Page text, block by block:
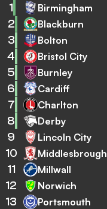
1 Birmingham
2 Blackburn
3 Bolton
4 Bristol City
5 Burnley
6 Cardiff
7 Charlton
8 Derby
9 Lincoln City
10 Middlesbrough
11 Millwall
12 Norwich
13 Portsmouth